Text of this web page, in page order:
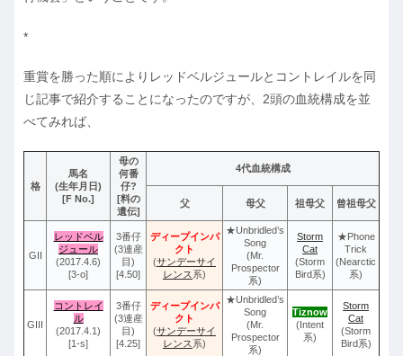
*
重賞を勝った順によりレッドベルジュールとコントレイルを同
じ記事で紹介することになったのですが、2頭の血統構成を並
べてみれば、
格
馬名
(生年月日)
[F No.]
母の
何番
仔?
[料の
遺伝]
4代血統構成
父 母父 祖母父 曾祖母父
GII
レッドベル
ジュール
(2017.4.6)
[3-o]
3番仔
(3連産
目)
[4.50]
ディープインパ
クト
(サンデーサイ
レンス 系)
★Unbridled’s
Song
(Mr.
Prospector
系)
Storm
Cat
(Storm
Bird系)
★Phone
Trick
(Nearctic
系)
GIII
コントレイ
ル
(2017.4.1)
[1-s]
3番仔
(3連産
目)
[4.25]
ディープインパ
クト
(サンデーサイ
レンス 系)
★Unbridled’s
Song
(Mr.
Prospector
系)
Tiznow
(Intent
系)
Storm
Cat
(Storm
Bird系)